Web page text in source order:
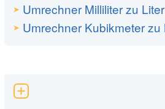
Umrechner Milliliter zu Liter
Umrechner Kubikmeter